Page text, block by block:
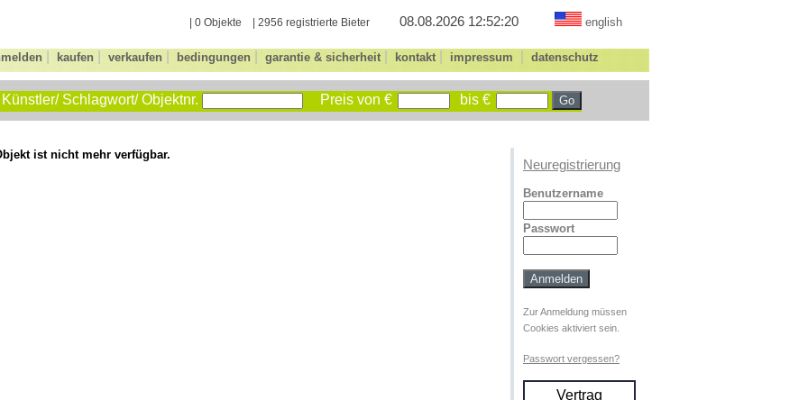
| 0 Objekte | 2956 registrierte Bieter 08.08.2026 12:52:20 english
kaufen verkaufen bedingungen garantie & sicherheit kontakt impressum datenschutz
Künstler/ Schlagwort/ Objektnr. Preis von € bis €
ist nicht mehr verfügbar.
Neuregistrierung
Benutzername
Passwort
Zur Anmeldung müssen
Cookies aktiviert sein.
Passwort vergessen?
Vertrag